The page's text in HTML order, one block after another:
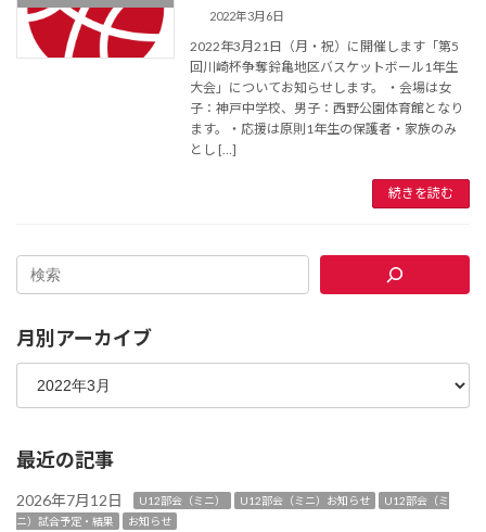
2022年3月6日
2022年3月21日（月・祝）に開催します「第5
回川崎杯争奪鈴亀地区バスケットボール1年生
大会」についてお知らせします。 ・会場は女
子：神戸中学校、男子：西野公園体育館となり
ます。・応援は原則1年生の保護者・家族のみ
とし […]
続きを読む
月別アーカイブ
最近の記事
2026年7月12日 U12部会（ミニ） U12部会（ミニ）お知らせ
U12部会（ミ
ニ）試合予定・結果
お知らせ
一般
一般お知らせ